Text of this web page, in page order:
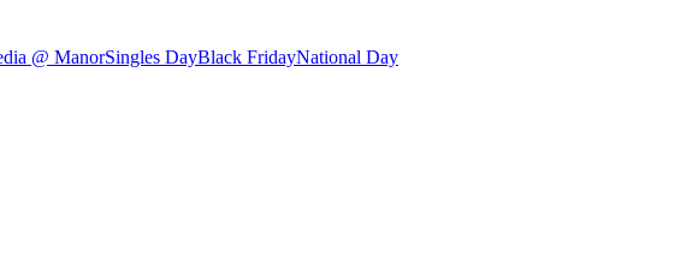
@ ManorSingles DayBlack FridayNational Day